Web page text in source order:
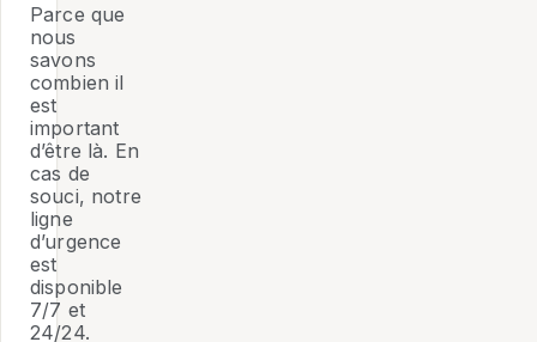
Parce que
nous
savons
combien il
est
important
d’être là. En
cas de
souci, notre
ligne
d’urgence
est
disponible
7/7 et
24/24.